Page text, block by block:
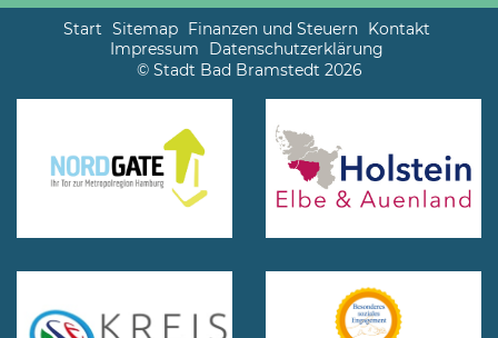
Start Sitemap Finanzen und Steuern Kontakt
Impressum
Datenschutzerklärung
© Stadt Bad Bramstedt 2026